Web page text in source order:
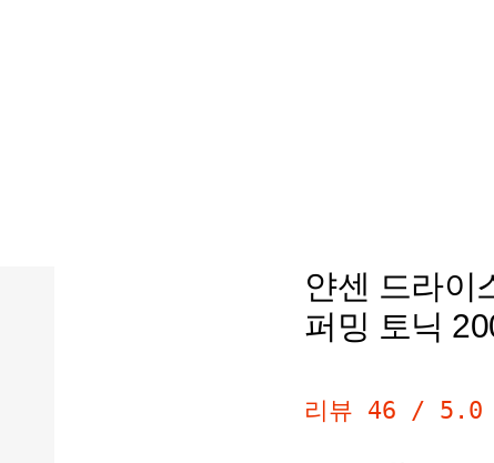
얀센 드라이
퍼밍 토닉
리뷰 46 / 5.0